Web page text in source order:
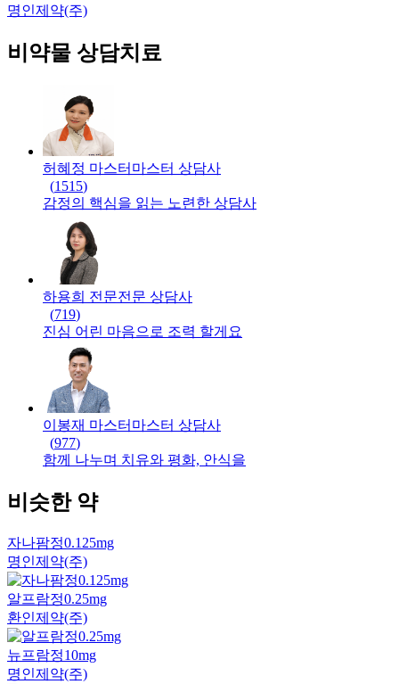
명인제약(주)
비약물 상담치료
허혜정 마스터 마스터 상담사
(1515)
감정의 핵심을 읽는 노련한 상담사
하용희 전문전문 상담사
(719)
진심 어린 마음으로 조력 할게요
이봉재 마스터 마스터 상담사
(977)
함께 나누며 치유와 평화, 안식을
비슷한 약
자나팜정0.125mg
명인제약(주)
알프람정0.25mg
환인제약(주)
뉴프람정10mg
명인제약(주)